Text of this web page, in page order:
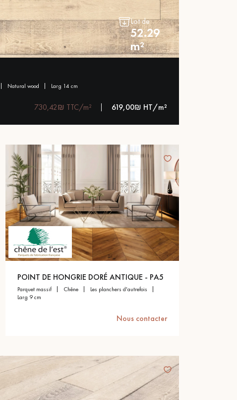
Obtenez un devis gratuit !
Lot de
52.29
m²
natural wood larg 14 cm
730,42₪ TTC/m² 619,00₪ HT/m²
POINT DE HONGRIE DORÉ ANTIQUE - PA5
parquet massif chêne
les planchers d'autrefois
larg 9 cm
Nous contacter